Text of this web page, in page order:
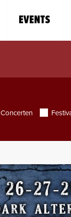
EVENTS
Concerten